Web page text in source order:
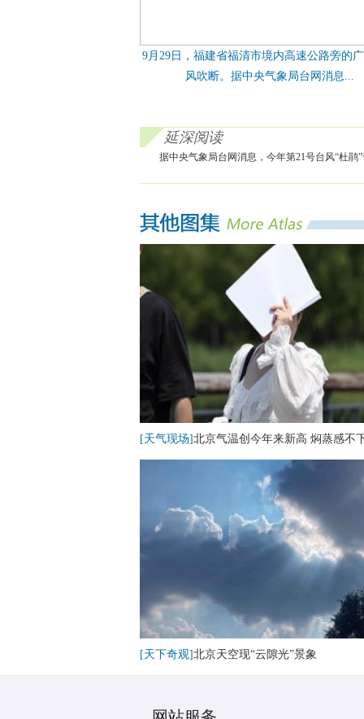
9月29日，福建省福清市境内高速公路旁的
风吹断。据中央气象局台网消息...
延深阅读
据中央气象局台网消息，今年第21号台风“杜
[天气现场]北京气温创今年来新高 焖蒸感不
[天下奇观]北京天空现“云隙光”景象